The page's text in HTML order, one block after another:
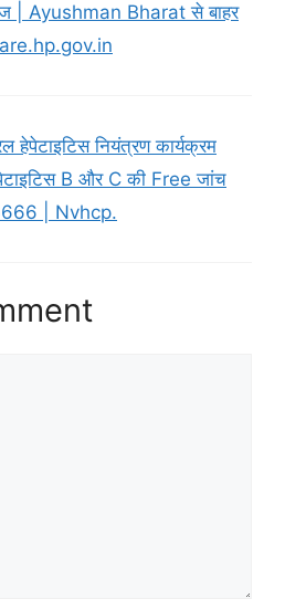
| Ayushman Bharat से बाहर
हेपेटाइटिस नियंत्रण कार्यक्रम
B और C की Free जांच
| Nvhcp.